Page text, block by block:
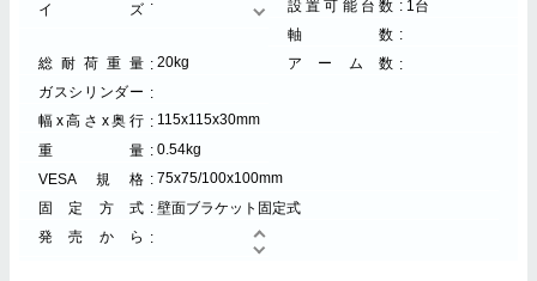
イズ 設置可能台数
1台
軸数
総耐荷重量
20kg
アーム数
ガスシリンダー
幅x高さx奥行
115x115x30mm
重量
0.54kg
VESA規格
75x75/100x100mm
固定方式
壁面ブラケット固定式
発売から